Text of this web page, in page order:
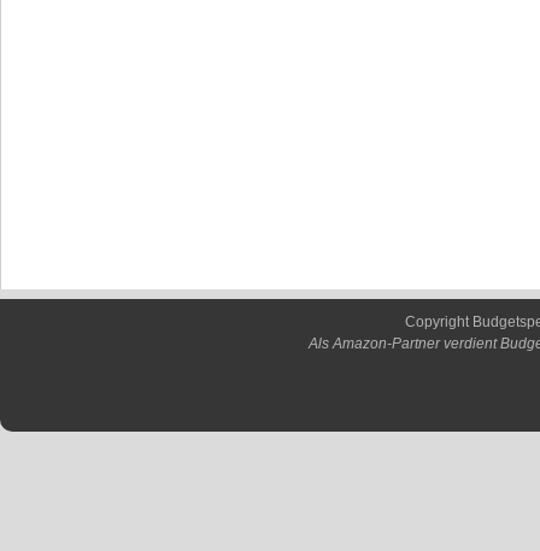
Copyright
Als Amazon-Partner verdient